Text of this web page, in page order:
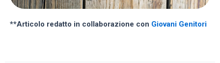
**Articolo redatto in collaborazione con Giovani Genitori